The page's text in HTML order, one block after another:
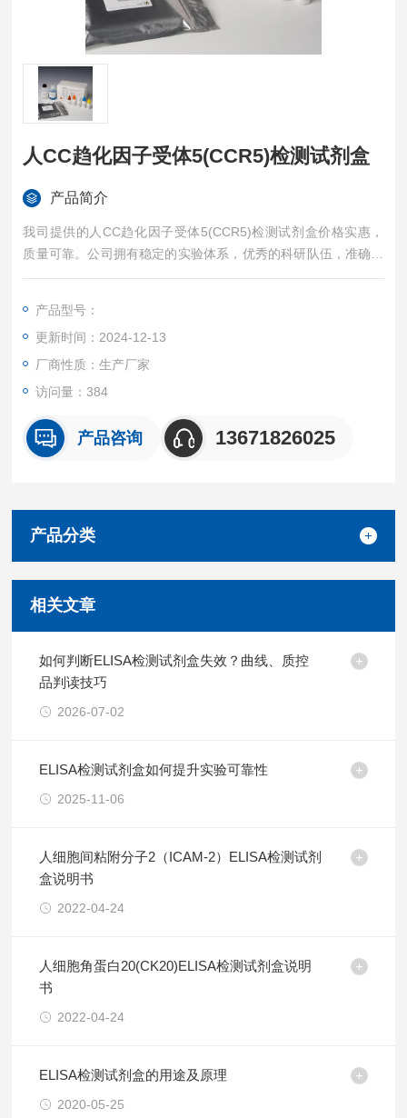
人CC趋化因子受体5(CCR5)检测试剂盒
产品简介
我司提供的人CC趋化因子受体5(CCR5)检测试剂盒价格实惠，
质量可靠。公司拥有稳定的实验体系，优秀的科研队伍，准确的
实验结果，是您值得信赖的合作伙伴，凡购买我司的试剂盒产品
产品型号：
更新时间：2024-12-13
厂商性质：生产厂家
访问量：384
产品咨询 13671826025
产品分类
相关文章
如何判断ELISA检测试剂盒失效？曲线、质控
品判读技巧
2026-07-02
ELISA检测试剂盒如何提升实验可靠性
2025-11-06
人细胞间粘附分子2（ICAM-2）ELISA检测试剂
盒说明书
2022-04-24
人细胞角蛋白20(CK20)ELISA检测试剂盒说明
书
2022-04-24
ELISA检测试剂盒的用途及原理
2020-05-25